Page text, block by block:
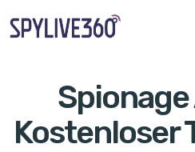
Kostenloser